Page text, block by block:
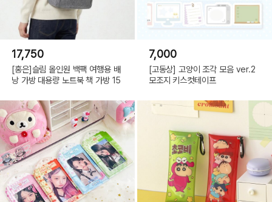
17,750
[홍은]슬림 올인원 백팩 여행용 배
낭 가방 대용량 노트북 책 가방 15
7,000
[고동상] 고양이 조각 모음 ver.2
모조지 키스컷테이프